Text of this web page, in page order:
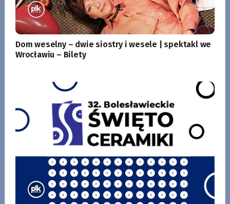
Dom weselny – dwie siostry i wesele | spektakl we
Wrocławiu – Bilety